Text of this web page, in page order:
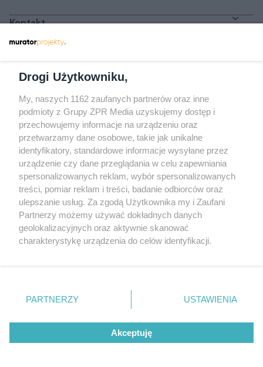
Kontakt
Odwiedź grupę na Facebooku
Gdybym budował drugi raz - mądry Polak
przed budową
Forum Muratora
© 2026
Drogi Użytkowniku,
My, naszych 1162 zaufanych partnerów oraz inne
podmioty z Grupy ZPR Media uzyskujemy dostęp i
przechowujemy informacje na urządzeniu oraz
przetwarzamy dane osobowe, takie jak unikalne
identyfikatory, standardowe informacje wysyłane przez
urządzenie czy dane przeglądania w celu zapewniania
spersonalizowanych reklam, wybór spersonalizowanych
treści, pomiar reklam i treści, badanie odbiorców oraz
ulepszanie usług. Za zgodą Użytkownika my i Zaufani
Partnerzy możemy używać dokładnych danych
geolokalizacyjnych oraz aktywnie skanować
charakterystykę urządzenia do celów identyfikacji.
zmienić/wycofać klikając przycisk ustawień prywatności
znajdujący się w lewym dolnym rogu strony
rodzaje przetwarzania danych nie wymagają zgody
użytkownika, ale masz prawo sprzeciwić się takiemu
przetwarzaniu. Preferencje będą miały zastosowanie tylko
PARTNERZY USTAWIENIA
Akceptuję